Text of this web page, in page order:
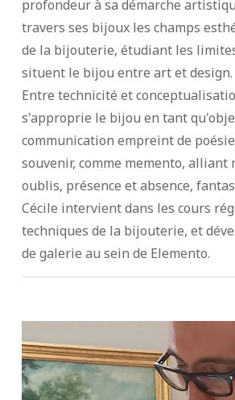
profondeur à sa démarche
travers ses bijoux les champs
de la bijouterie, étudiant les
situent le bijou entre art et design.
Entre technicité et
s'approprie le bijou en tant
communication empreint de
souvenir, comme memento, alliant
oublis, présence et absence,
Cécile intervient dans les cours
techniques de la bijouterie, et
de galerie au sein de Elemento.